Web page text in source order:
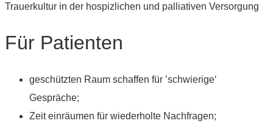
Trauerkultur in der hospizlichen und palliativen Versorgung
Für Patienten
geschützten Raum schaffen für ’schwierige‘
Gespräche;
Zeit einräumen für wiederholte Nachfragen;